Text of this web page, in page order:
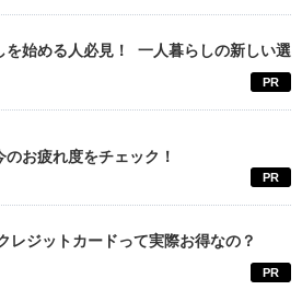
を始める人必見！ 一人暮らしの新しい選
PR
お疲れ度をチェック！
PR
レジットカードって実際お得なの？
PR